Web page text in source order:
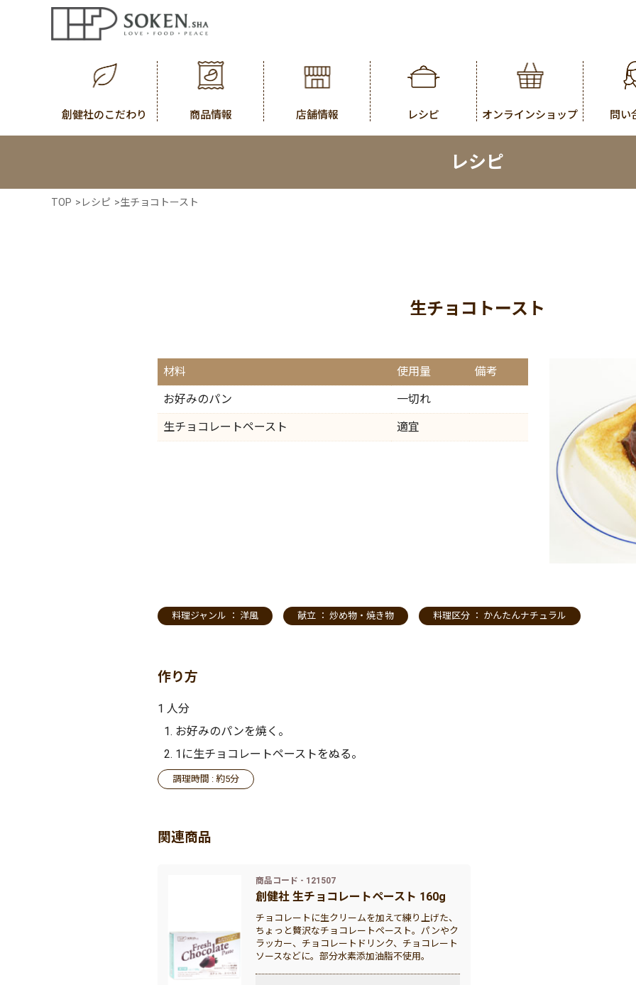
創健社のこだわり 商品情報 店舗情報 レシピ オンラインショップ 問い
レシピ
TOP > レシピ >生チョコトースト
生チョコトースト
材料 使用量 備考
お好みのパン 一切れ
生チョコレートペースト 適宜
料理ジャンル ： 洋風 献立 ： 炒め物・焼き物 料理区分 ： かんたんナチュラル
作り方
1 人分
お好みのパンを焼く。
1に生チョコレートペーストをぬる。
調理時間 : 約5分
関連商品
商品コード - 121507
創健社 生チョコレートペースト 160g
チョコレートに生クリームを加えて練り上げた、
ちょっと贅沢なチョコレートペースト。パンやク
ラッカー、チョコレートドリンク、チョコレート
ソースなどに。部分水素添加油脂不使用。